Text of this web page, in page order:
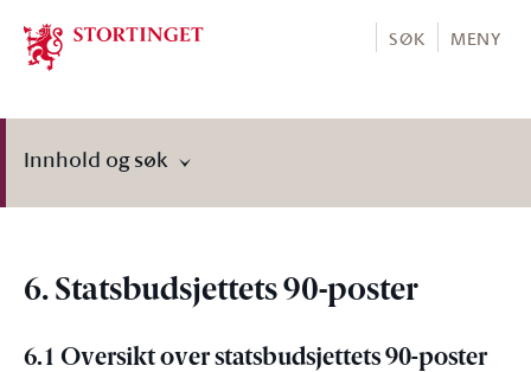
Stortinget.no
SØK MENY
Innhold og søk
6. Statsbudsjettets 90-poster
6.1 Oversikt over statsbudsjettets 90-poster